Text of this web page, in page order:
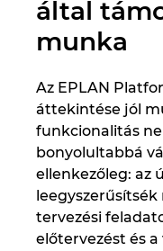
által
munka
Az EPLAN
áttekintése jól
funkcionalitás
bonyolultabbá
ellenkezőleg: az
tervezési
előtervezést és